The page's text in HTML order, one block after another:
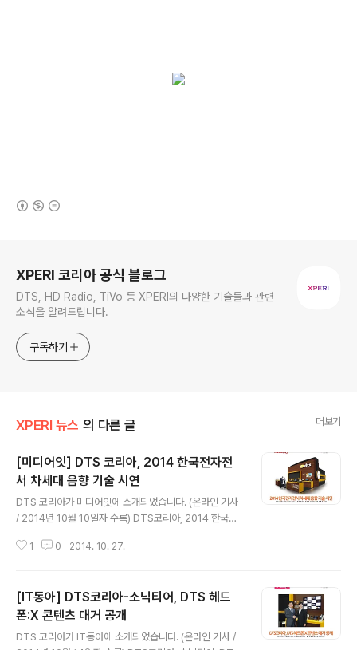
XPERI 코리아 공식 블로그
DTS, HD Radio, TiVo 등 XPERI의 다양한 기술들과 관련
소식을 알려드립니다.
구독하기
XPERI 뉴스 의 다른 글 더보기
[미디어잇] DTS 코리아, 2014 한국전자전
서 차세대 음향 기술 시연
DTS 코리아가 미디어잇에 소개되었습니다. (온라인 기사
/ 2014년 10월 10일자 수록) DTS코리아, 2014 한국전
S의 한국전자전 참가 관련한 지난 기사가 다음과 같이 게
스에서 열리는 2014 한국전자전에 10개 부스 규모로 참
가해 차세대 음향 솔루션 'DTS 헤드폰:X'와 '다차원 오디
오'(이하 MDA) 기술을 선보인다고 10일 밝혔다. ▲ 킨텍
스에 전시될 DTS 부스 모습 (사진=DTS 코리아) DTS 헤
1 0 2014. 10. 27.
[IT동아] DTS코리아-소닉티어, DTS 헤드
폰:X 콘텐츠 대거 공개
DTS 코리아가 IT동아에 소개되었습니다. (온라인 기사 /